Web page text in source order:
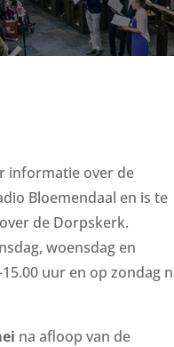
informatie over de
Bloemendaal en is te
de Dorpskerk.
woensdag en
uur en op zondag
na afloop van de